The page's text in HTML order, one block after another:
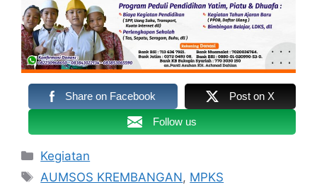
Share on Facebook Post on X
Follow us
Kategori
Kegiatan
Tag
AUMSOS KREMBANGAN, MPKS